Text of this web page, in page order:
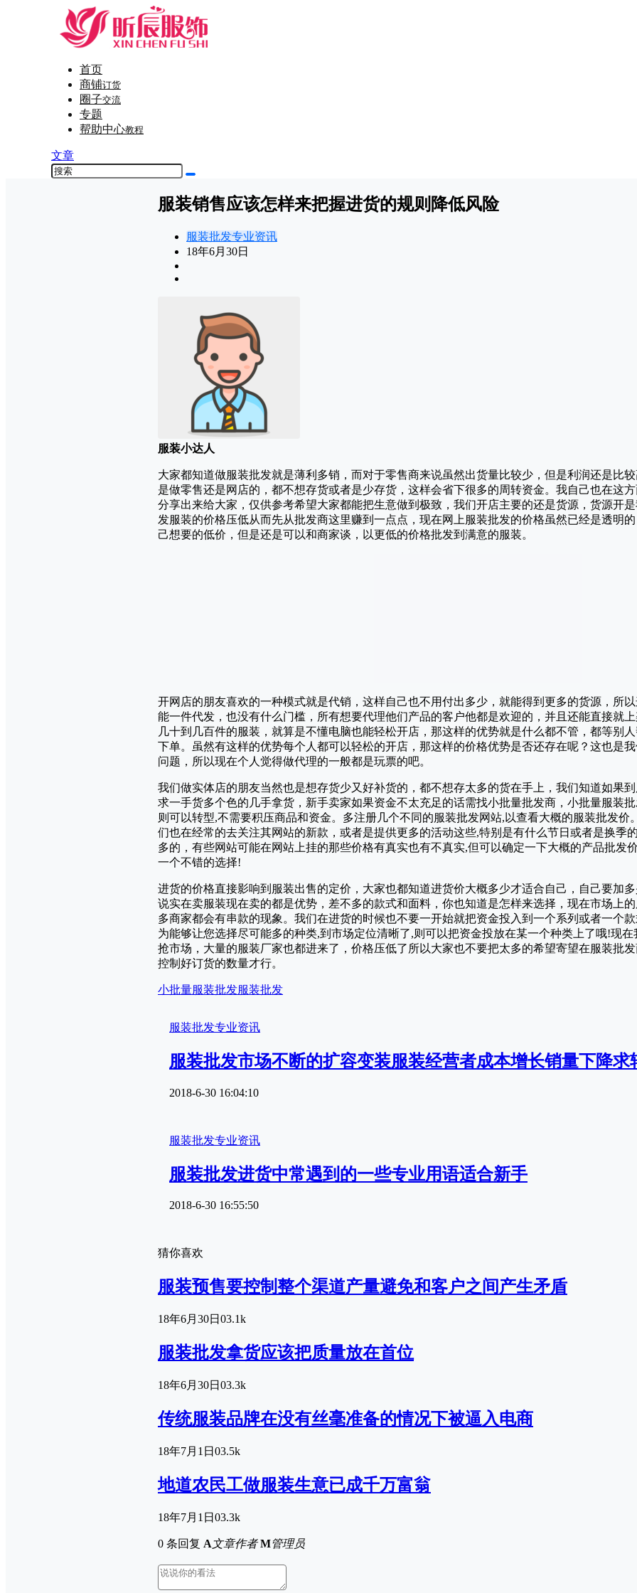
首页
商铺订货
圈子交流
专题
帮助中心教程
文章
服装销售应该怎样来把握进货的规则降低风险
服装批发专业资讯
18年6月30日
服装小达人
大家都知道做服装批发就是薄利多销，而对于零售商来说虽然出货量比较少，但是利润还是比
是做零售还是网店的，都不想存货或者是少存货，这样会省下很多的周转资金。我自己也在这
分享出来给大家，仅供参考希望大家都能把生意做到极致，我们开店主要的还是货源，货源开
发服装的价格压低从而先从批发商这里赚到一点点，现在网上服装批发的价格虽然已经是透明
己想要的低价，但是还是可以和商家谈，以更低的价格批发到满意的服装。
开网店的朋友喜欢的一种模式就是代销，这样自己也不用付出多少，就能得到更多的货源，所
能一件代发，也没有什么门槛，所有想要代理他们产品的客户他都是欢迎的，并且还能直接就
几十到几百件的服装，就算是不懂电脑也能轻松开店，那这样的优势就是什么都不管，都等别
下单。虽然有这样的优势每个人都可以轻松的开店，那这样的价格优势是否还存在呢？这也是
问题，所以现在个人觉得做代理的一般都是玩票的吧。
我们做实体店的朋友当然也是想存货少又好补货的，都不想存太多的货在手上，我们知道如果
求一手货多个色的几手拿货，新手卖家如果资金不太充足的话需找小批量批发商，小批量服装
则可以转型,不需要积压商品和资金。多注册几个不同的服装批发网站,以查看大概的服装批发价
们也在经常的去关注其网站的新款，或者是提供更多的活动这些,特别是有什么节日或者是换季
多的，有些网站可能在网站上挂的那些价格有真实也有不真实,但可以确定一下大概的产品批发
一个不错的选择!
进货的价格直接影响到服装出售的定价，大家也都知道进货价大概多少才适合自己，自己要加
说实在卖服装现在卖的都是优势，差不多的款式和面料，你也知道是怎样来选择，现在市场上
多商家都会有串款的现象。我们在进货的时候也不要一开始就把资金投入到一个系列或者一个
为能够让您选择尽可能多的种类,到市场定位清晰了,则可以把资金投放在某一个种类上了哦!现
抢市场，大量的服装厂家也都进来了，价格压低了所以大家也不要把太多的希望寄望在服装批
控制好订货的数量才行。
小批量服装批发服装批发
服装批发专业资讯
服装批发市场不断的扩容变装服装经营者成本增长销量下降求
2018-6-30 16:04:10
服装批发专业资讯
服装批发进货中常遇到的一些专业用语适合新手
2018-6-30 16:55:50
猜你喜欢
服装预售要控制整个渠道产量避免和客户之间产生矛盾
18年6月30日 03.1k
服装批发拿货应该把质量放在首位
18年6月30日 03.3k
传统服装品牌在没有丝毫准备的情况下被逼入电商
18年7月1日 03.5k
地道农民工做服装生意已成千万富翁
18年7月1日 03.3k
0 条回复 A文章作者 M管理员